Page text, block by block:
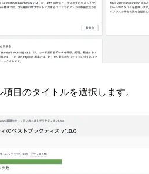
目のタイトルを選択します。